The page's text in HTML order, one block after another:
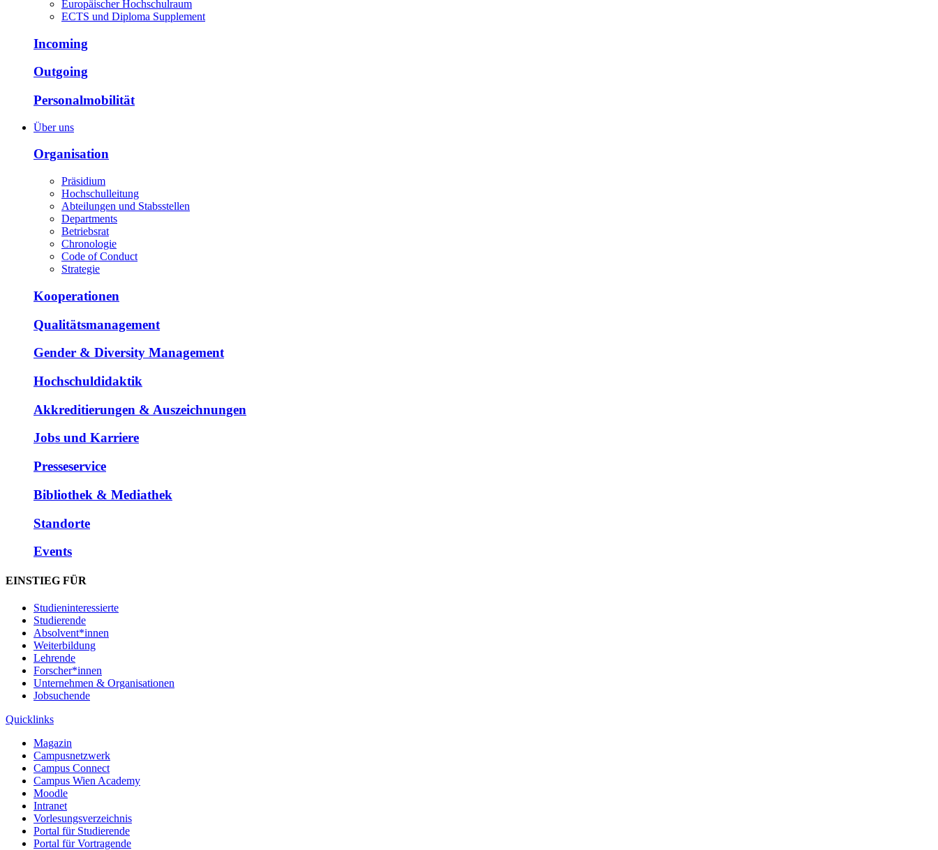
Europäischer Hochschulraum
ECTS und Diploma Supplement
Incoming
Outgoing
Personalmobilität
Über uns
Organisation
Präsidium
Hochschulleitung
Abteilungen und Stabsstellen
Departments
Betriebsrat
Chronologie
Code of Conduct
Strategie
Kooperationen
Qualitätsmanagement
Gender & Diversity Management
Hochschuldidaktik
Akkreditierungen & Auszeichnungen
Jobs und Karriere
Presseservice
Bibliothek & Mediathek
Standorte
Events
EINSTIEG FÜR
Studieninteressierte
Studierende
Absolvent*innen
Weiterbildung
Lehrende
Forscher*innen
Unternehmen & Organisationen
Jobsuchende
Quicklinks
Magazin
Campusnetzwerk
Campus Connect
Campus Wien Academy
Moodle
Intranet
Vorlesungsverzeichnis
Portal für Studierende
Portal für Vortragende